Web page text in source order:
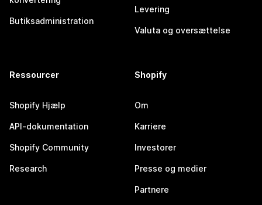
Butiksadministration
Levering
Valuta og oversættelse
Ressourcer
Shopify Hjælp
API-dokumentation
Shopify Community
Research
Shopify
Om
Karriere
Investorer
Presse og medier
Partnere